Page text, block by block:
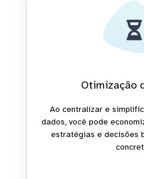
Otimização
Ao centralizar e
dados, você pode
estratégias e decisões